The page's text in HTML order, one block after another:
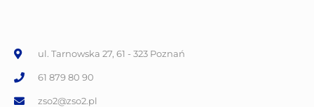
ul. Tarnowska 27, 61 - 323 Poznań
61 879 80 90
zso2@zso2.pl